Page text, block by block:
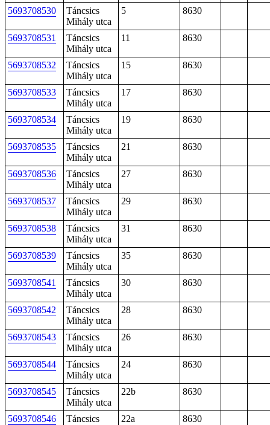
5693708530
Táncsics
Mihály utca
5 8630
5693708531
Táncsics
Mihály utca
11 8630
5693708532
Táncsics
Mihály utca
15 8630
5693708533
Táncsics
Mihály utca
17 8630
5693708534
Táncsics
Mihály utca
19 8630
5693708535
Táncsics
Mihály utca
21 8630
5693708536
Táncsics
Mihály utca
27 8630
5693708537
Táncsics
Mihály utca
29 8630
5693708538
Táncsics
Mihály utca
31 8630
5693708539
Táncsics
Mihály utca
35 8630
5693708541
Táncsics
Mihály utca
30 8630
5693708542
Táncsics
Mihály utca
28 8630
5693708543
Táncsics
Mihály utca
26 8630
5693708544
Táncsics
Mihály utca
24 8630
5693708545
Táncsics
Mihály utca
22b 8630
5693708546
Táncsics
22a 8630